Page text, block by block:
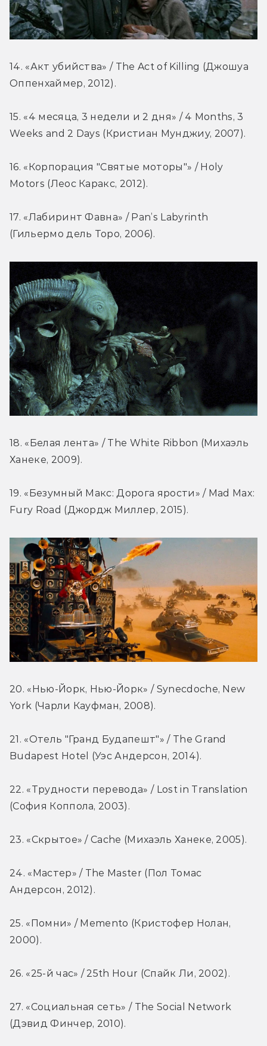
14. «Акт убийства» / The Act of Killing (Джошуа
Оппенхаймер, 2012).
15. «4 месяца, 3 недели и 2 дня» / 4 Months, 3
Weeks and 2 Days (Кристиан Мунджиу, 2007).
16. «Корпорация "Святые моторы"» / Holy
Motors (Леос Каракс, 2012).
17. «Лабиринт Фавна» / Pan’s Labyrinth
(Гильермо дель Торо, 2006).
18. «Белая лента» / The White Ribbon (Михаэль
Ханеке, 2009).
19. «Безумный Макс: Дорога ярости» / Mad Max:
Fury Road (Джордж Миллер, 2015).
20. «Нью-Йорк, Нью-Йорк» / Synecdoche, New
York (Чарли Кауфман, 2008).
21. «Отель "Гранд Будапешт"» / The Grand
Budapest Hotel (Уэс Андерсон, 2014).
22. «Трудности перевода» / Lost in Translation
(София Коппола, 2003).
23. «Скрытое» / Cache (Михаэль Ханеке, 2005).
24. «Мастер» / The Master (Пол Томас
Андерсон, 2012).
25. «Помни» / Memento (Кристофер Нолан,
2000).
26. «25-й час» / 25th Hour (Спайк Ли, 2002).
27. «Социальная сеть» / The Social Network
(Дэвид Финчер, 2010).